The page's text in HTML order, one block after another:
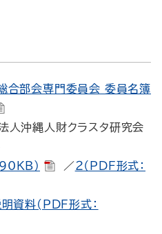
合部会専門委員会 委員名簿
人沖縄人財クラスタ研究会
）
／ ２（PDF形式：
資料(PDF形式：